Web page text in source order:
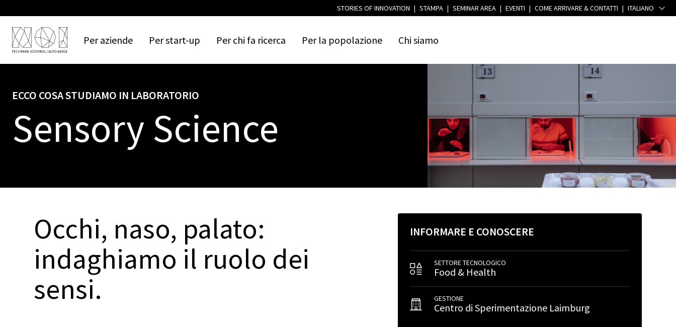
STORIES OF INNOVATION | STAMPA | SEMINAR AREA | EVENTI | COME ARRIVARE & CONTATTI | ITALIANO
Per aziende Perstart-up Per chi fa ricerca Per la popolazione Chi siamo
ECCO COSA STUDIAMO IN LABORATORIO
Sensory Science
Occhi, naso, palato:
indaghiamo il ruolo dei
sensi.
INFORMARE E CONOSCERE
SETTORE TECNOLOGICO
Food & Health
GESTIONE
Centro di Sperimentazione Laimburg